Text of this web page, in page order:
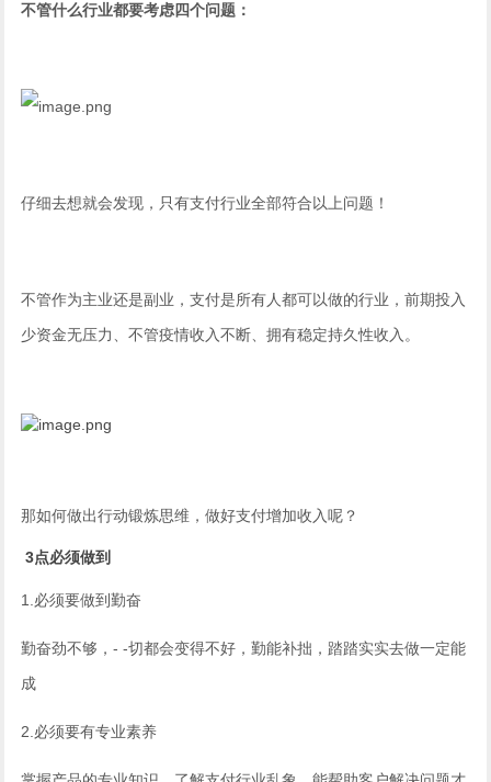
不管什么行业都要考虑四个问题：
仔细去想就会发现，只有支付行业全部符合以上问题！
不管作为主业还是副业，支付是所有人都可以做的行业，前期投入
少资金无压力、不管疫情收入不断、拥有稳定持久性收入。
那如何做出行动锻炼思维，做好支付增加收入呢？
3点必须做到
1.必须要做到勤奋
勤奋劲不够，- -切都会变得不好，勤能补拙，踏踏实实去做一定能
成
2.必须要有专业素养